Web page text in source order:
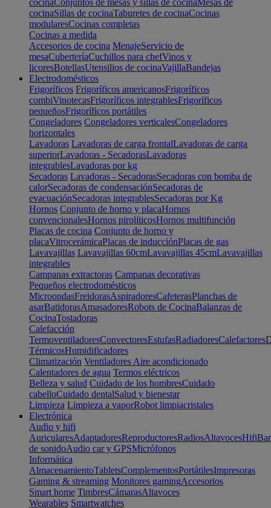
cocinaConjuntos de mesas y sillas de cocinaMesas de
cocinaSillas de cocinaTaburetes de cocinaCocinas
modularesCocinas completas
Cocinas a medida
Accesorios de cocina MenajeServicio de
mesaCuberteríaCuchillos para chefVinos y
licoresBotellasUtensilios de cocinaVajillaBandejas
Electrodomésticos
Frigoríficos Frigoríficos americanosFrigoríficos
combiVinotecasFrigoríficos integrablesFrigoríficos
pequeñosFrigoríficos portátiles
Congeladores Congeladores verticalesCongeladores
horizontales
Lavadoras Lavadoras de carga frontalLavadoras de carga
superiorLavadoras - SecadorasLavadoras
integrablesLavadoras por kg
Secadoras Lavadoras - SecadorasSecadoras con bomba de
calorSecadoras de condensaciónSecadoras de
evacuaciónSecadoras integrablesSecadoras por Kg
Hornos Conjunto de horno y placaHornos
convencionalesHornos pirolíticosHornos multifunción
Placas de cocina Conjunto de horno y
placaVitrocerámicaPlacas de inducciónPlacas de gas
Lavavajillas Lavavajillas 60cmLavavajillas 45cmLavavajillas
integrables
Campanas extractoras Campanas decorativas
Pequeños electrodomésticos
MicroondasFreidorasAspiradoresCafeterasPlanchas de
asarBatidorasAmasadoresRobots de CocinaBalanzas de
CocinaTostadoras
Calefacción
TermoventiladoresConvectoresEstufasRadiadoresCalefactores
TérmicosHumidificadores
Climatización Ventiladores Aire acondicionado
Calentadores de agua Termos eléctricos
Belleza y salud Cuidado de los hombresCuidado
cabelloCuidado dentalSalud y bienestar
Limpieza Limpieza a vaporRobot limpiacristales
Electrónica
Audio y hifi
AuricularesAdaptadoresReproductoresRadiosAltavocesHifi
de sonidoAudio car y GPSMicrófonos
Informática
AlmacenamientoTabletsComplementosPortátilesImpresoras
Gaming & streaming Monitores gamingAccesorios
Smart home TimbresCámarasAltavoces
Wearables Smartwatches